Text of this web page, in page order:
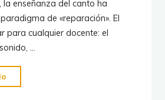
la enseñanza del canto ha
de «reparación». El
para cualquier docente: el
…
allá